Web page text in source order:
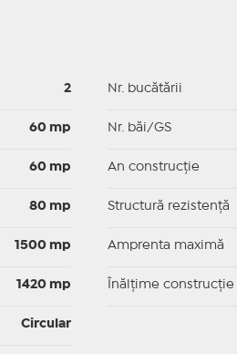
2
60 mp
60 mp
80 mp
1500 mp
1420 mp
Circular
Nr. bucătării
Nr. băi/GS
An construcție
Structură rezistență
Amprenta maximă
Înălțime construcție